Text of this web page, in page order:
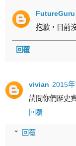
FutureGuru
抱歉，目前
回覆
vivian 2015
請問你們歷史
回覆
回覆